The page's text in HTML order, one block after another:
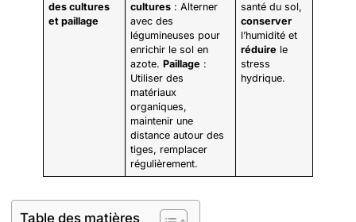
des cultures
et paillage
cultures : Alterner
avec des
légumineuses pour
enrichir le sol en
azote.Paillage :
Utiliser des
matériaux
organiques,
maintenir une
distance autour des
tiges, remplacer
régulièrement.
santé du sol,
conserver
l’humidité et
réduire le
stress
hydrique.
Table des matières